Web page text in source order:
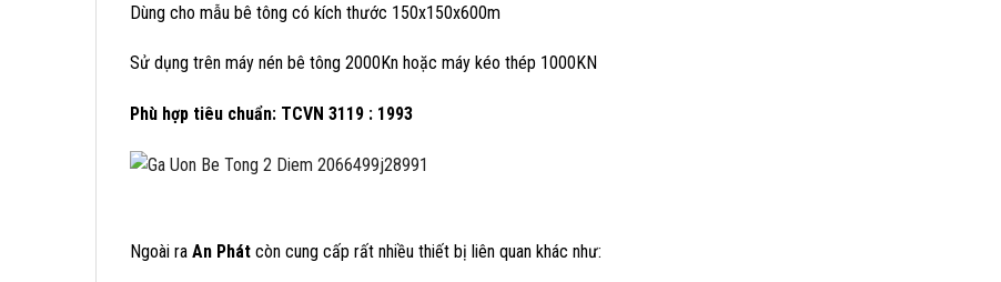
Dùng cho mẫu bê tông có kích thước 150x150x600m
Sử dụng trên máy nén bê tông 2000Kn hoặc máy kéo thép 1000KN
Phù hợp tiêu chuẩn: TCVN 3119 : 1993
Ngoài ra An Phátcòn cung cấp rất nhiều thiết bị liên quan khác như: